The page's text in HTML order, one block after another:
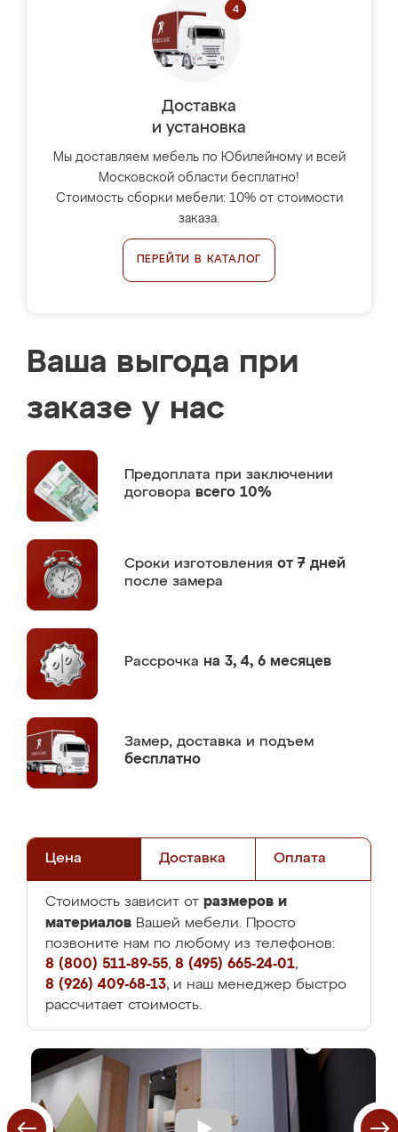
Доставка
и установка
Мы доставляем мебель по Юбилейному и всей
Московской области бесплатно!
Стоимость сборки мебели: 10% от стоимости
заказа.
ПЕРЕЙТИ В КАТАЛОГ
Ваша выгода при
заказе у нас
Предоплата при заключении
договора всего 10%
Сроки изготовления от 7 дней
после замера
Рассрочка на 3, 4, 6 месяцев
Замер, доставка и подъем
бесплатно
Цена Доставка Оплата
Стоимость зависит от размеров и
материалов Вашей мебели. Просто
позвоните нам по любому из телефонов:
8 (800) 511-89-55, 8 (495) 665-24-01,
8 (926) 409-68-13, и наш менеджер быстро
рассчитает стоимость.